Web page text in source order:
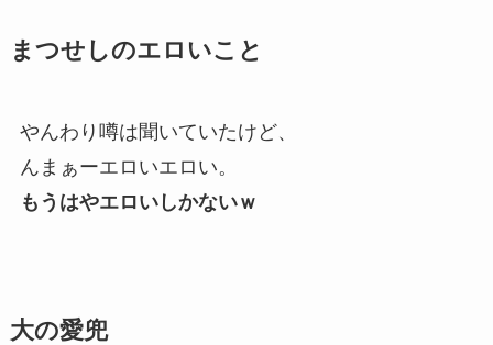
まつせしのエロいこと
やんわり噂は聞いていたけど、
んまぁーエロいエロい。
もうはやエロいしかないｗ
大の愛兜